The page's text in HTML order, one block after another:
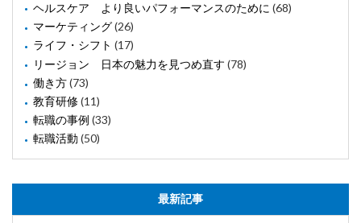
ヘルスケア より良いパフォーマンスのために (68)
マーケティング(26)
ライフ・シフト (17)
リージョン 日本の魅力を見つめ直す (78)
働き方(73)
教育研修(11)
転職の事例 (33)
転職活動 (50)
最新記事